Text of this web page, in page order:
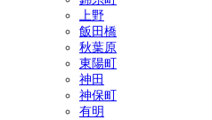
上野
飯田橋
秋葉原
東陽町
神田
神保町
有明